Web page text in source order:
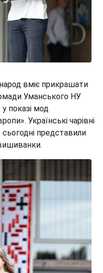
вміє прикрашати
Уманського НУ
показі мод
Українські чарівні
представили